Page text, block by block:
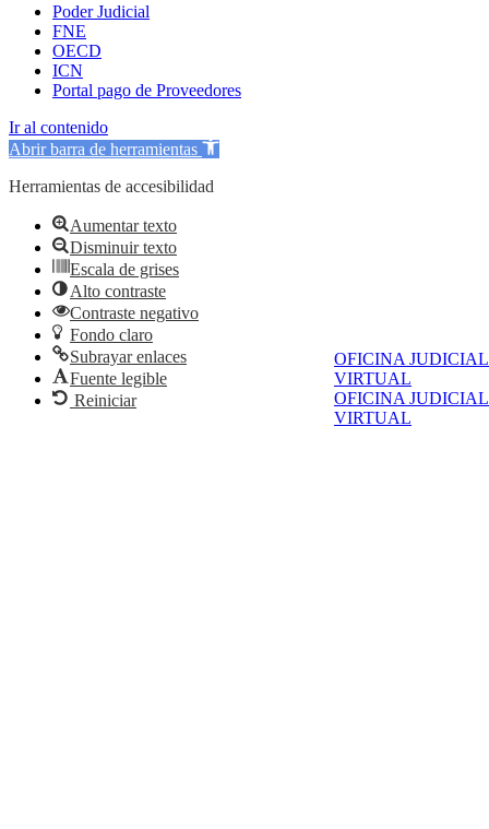
OFICINA JUDICIAL
VIRTUAL
OFICINA JUDICIAL
VIRTUAL
Poder Judicial
FNE
OECD
ICN
Portal pago de Proveedores
Ir al contenido
Abrir barra de herramientas
Herramientas de accesibilidad
Aumentar texto
Disminuir texto
Escala de grises
Alto contraste
Contraste negativo
Fondo claro
Subrayar enlaces
Fuente legible
Reiniciar